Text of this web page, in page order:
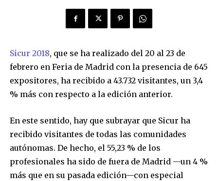
Sicur 2018, que se ha realizado del 20 al 23 de
febrero en Feria de Madrid con la presencia de 645
expositores, ha recibido a 43.732 visitantes, un 3,4
% más con respecto a la edición anterior.
En este sentido, hay que subrayar que Sicur ha
recibido visitantes de todas las comunidades
autónomas. De hecho, el 55,23 % de los
profesionales ha sido de fuera de Madrid —un 4 %
más que en su pasada edición—con especial